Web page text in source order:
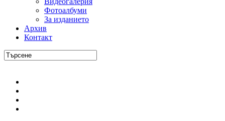
Фотоалбуми
За изданието
Архив
Контакт